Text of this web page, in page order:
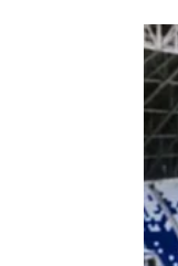
A lista a